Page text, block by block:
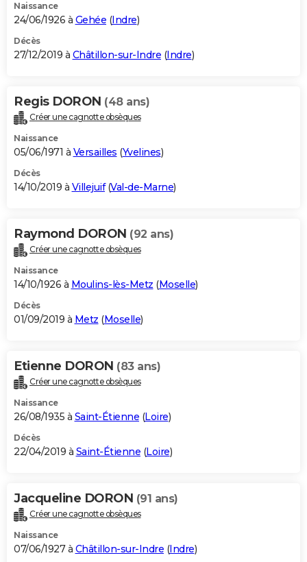
Naissance
24/06/1926 à Gehée (Indre)
Décès
27/12/2019 à Châtillon-sur-Indre (Indre)
Regis DORON (48 ans)
Créer une cagnotte obsèques
Naissance
05/06/1971 à Versailles (Yvelines)
Décès
14/10/2019 à Villejuif(Val-de-Marne)
Raymond DORON (92 ans)
Créer une cagnotte obsèques
Naissance
14/10/1926 à Moulins-lès-Metz (Moselle)
Décès
01/09/2019 à Metz (Moselle)
Etienne DORON (83 ans)
Créer une cagnotte obsèques
Naissance
26/08/1935 à Saint-Étienne (Loire)
Décès
22/04/2019 à Saint-Étienne (Loire)
Jacqueline DORON (91 ans)
Créer une cagnotte obsèques
Naissance
07/06/1927 à Châtillon-sur-Indre (Indre)